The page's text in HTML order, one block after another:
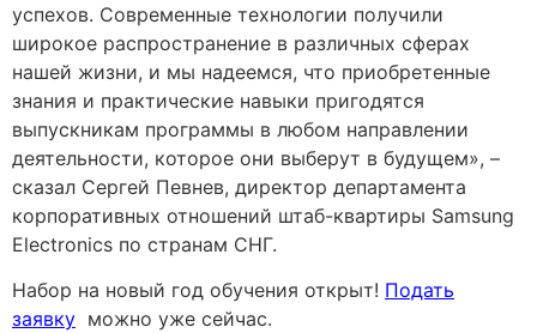
успехов. Современные технологии получили
широкое распространение в различных сферах
нашей жизни, и мы надеемся, что приобретенные
знания и практические навыки пригодятся
выпускникам программы в любом направлении
деятельности, которое они выберут в будущем», –
сказал Сергей Певнев, директор департамента
корпоративных отношений штаб-квартиры Samsung
Electronics по странам СНГ.
Набор на новый год обучения открыт! Подать
заявку можно уже сейчас.